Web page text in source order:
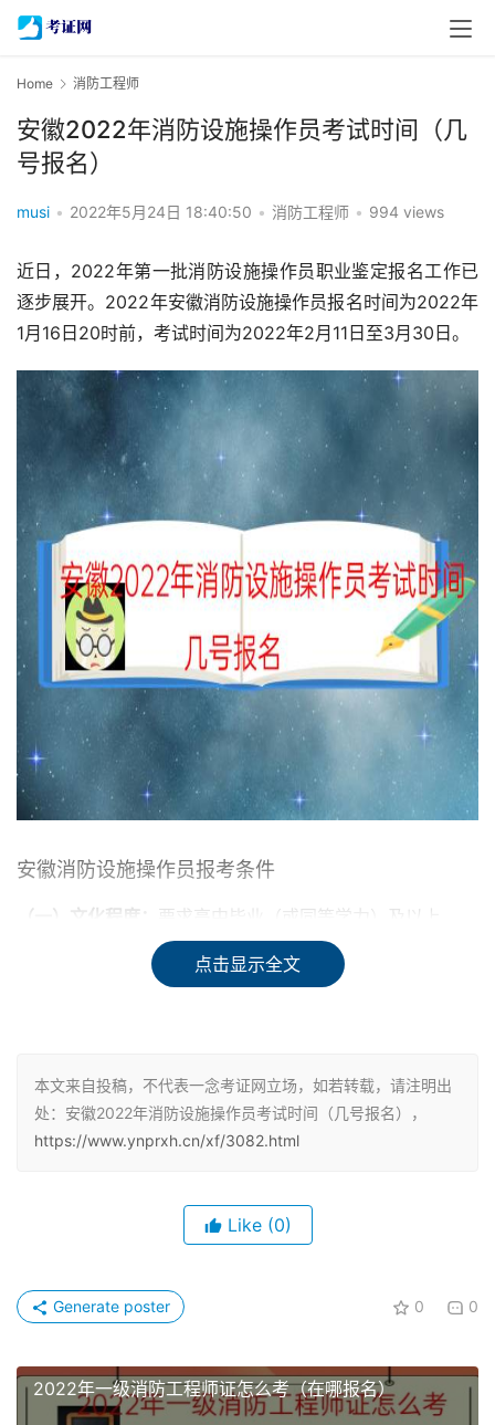
Home 消防工程师
安徽2022年消防设施操作员考试时间（几
号报名）
musi • 2022年5月24日 18:40:50 • 消防工程师 • 994 views
近日，2022年第一批消防设施操作员职业鉴定报名工作已
逐步展开。2022年安徽消防设施操作员报名时间为2022年
1月16日20时前，考试时间为2022年2月11日至3月30日。
安徽消防设施操作员报考条件
（一）文化程度： 要求高中毕业（或同等学力）及以上。
（二）职业能力特征： 具有较好的观察、分析、判断、表达
（三）初级消防设施操作员（具备以下条件之一者）：
1、累计从事本职业或相关职业工作1年（含）以上。
（四）中级消防设施操作员（具备以下条件之一者）：
1、取得本职业或相关职业五级/初级工职业资格证书（技能
等级证书）后，累计从事本职业或相关职业工作4年（含）
2、累计从事本职业或相关职业工作6年（含）以上。
点击显示全文
本文来自投稿，不代表一念考证网立场，如若转载，请注明出
处：安徽2022年消防设施操作员考试时间（几号报名），
https://www.ynprxh.cn/xf/3082.html
Like (0)
0 0
Generate poster
2022年一级消防工程师证怎么考（在哪报名）